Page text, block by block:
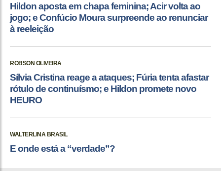
Hildon aposta em chapa feminina; Acir volta ao
jogo; e Confúcio Moura surpreende ao renunciar
à reeleição
ROBSON OLIVEIRA
Sílvia Cristina reage a ataques; Fúria tenta afastar
rótulo de continuísmo; e Hildon promete novo
HEURO
WALTERLINA BRASIL
E onde está a “verdade”?